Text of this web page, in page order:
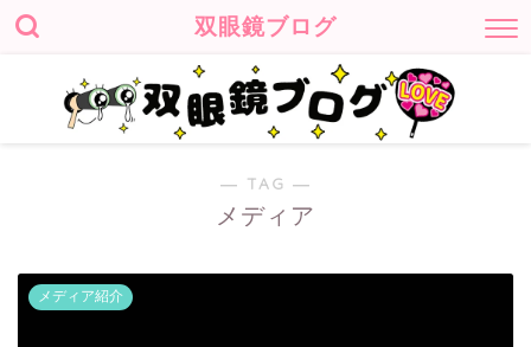
双眼鏡ブログ
― TAG ―
メディア
メディア紹介